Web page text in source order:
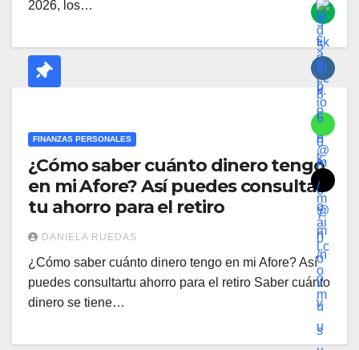
2026, los…
FINANZAS PERSONALES
¿Cómo saber cuánto dinero tengo
en mi Afore? Así puedes consultar
tu ahorro para el retiro
DANIELA RUEDAS
¿Cómo saber cuánto dinero tengo en mi Afore? Así
puedes consultartu ahorro para el retiro Saber cuánto
dinero se tiene…